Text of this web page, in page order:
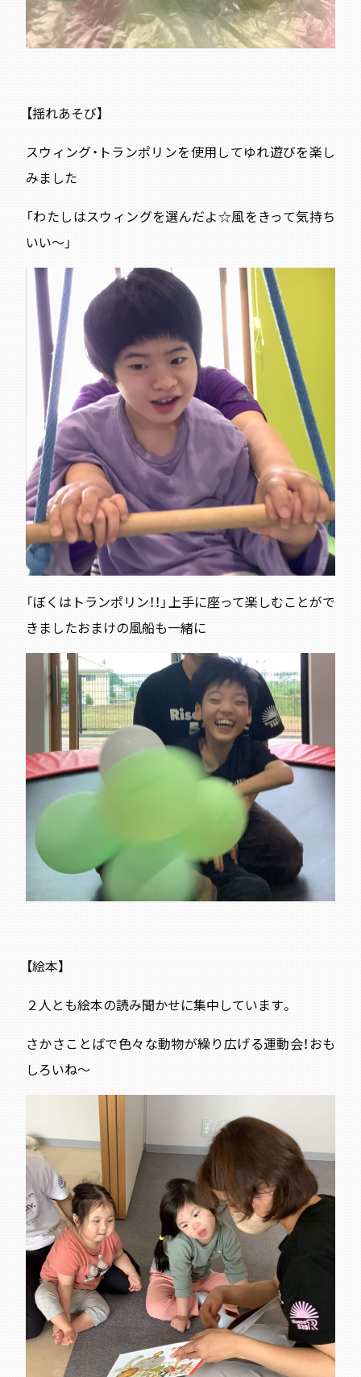
【揺れあそび】
スウィング・トランポリンを使用してゆれ遊びを楽し
みました
「わたしはスウィングを選んだよ☆風をきって気持ち
いい〜」
「ぼくはトランポリン！！」上手に座って楽しむことがで
きましたおまけの風船も一緒に
【絵本】
２人とも絵本の読み聞かせに集中しています。
さかさことばで色々な動物が繰り広げる運動会！おも
しろいね〜